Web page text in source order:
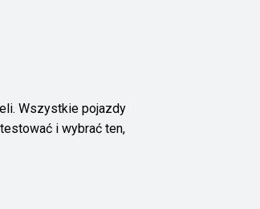
Wszystkie pojazdy
i wybrać ten,